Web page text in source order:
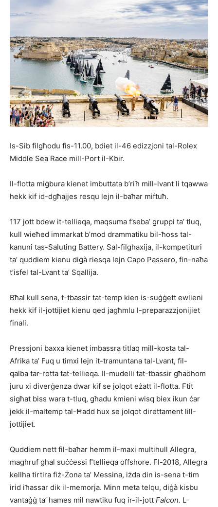
Is-Sib filgħodu fis-11.00, bdiet il-46 edizzjoni tal-Rolex
Middle Sea Race mill-Port il-Kbir.
Il-flotta miġbura kienet imbuttata b’riħ mill-lvant li tqawwa
hekk kif id-dgħajjes resqu lejn il-baħar miftuħ.
117 jott bdew it-tellieqa, maqsuma f’seba’ gruppi ta’ tluq,
kull wieħed immarkat b’mod drammatiku bil-ħoss tal-
kanuni tas-Saluting Battery. Sal-filgħaxija, il-kompetituri
ta’ quddiem kienu diġà riesqa lejn Capo Passero, fin-naħa
t’isfel tal-Lvant ta’ Sqallija.
Bħal kull sena, t-tbassir tat-temp kien is-suġġett ewlieni
hekk kif il-jottijiet kienu qed jagħmlu l-preparazzjonijiet
finali.
Pressjoni baxxa kienet imbassra titlaq mill-kosta tal-
Afrika ta’ Fuq u timxi lejn it-tramuntana tal-Lvant, fil-
qalba tar-rotta tat-tellieqa. Il-mudelli tat-tbassir għadhom
juru xi diverġenza dwar kif se jolqot eżatt il-flotta. Ftit
sigħat biss wara t-tluq, għadu kmieni wisq biex ikun ċar
jekk il-maltemp tal-Ħadd hux se jolqot direttament lill-
jottijiet.
Quddiem nett fil-baħar hemm il-maxi multihull Allegra,
magħruf għal suċċessi f’tellieqa offshore. Fl-2018, Allegra
kellha tirtira fiż-Żona ta’ Messina, iżda din is-sena t-tim
irid iħassar dik il-memorja. Minn meta telqu, diġà kisbu
vantaġġ ta’ ħames mil nawtiku fuq ir-il-jott Falcon. L-